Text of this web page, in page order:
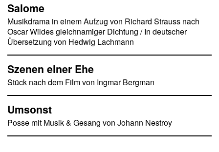
Salome
Musikdrama in einem Aufzug von Richard Strauss nach
Oscar Wildes gleichnamiger Dichtung / In deutscher
Übersetzung von Hedwig Lachmann
Szenen einer Ehe
Stück nach dem Film von Ingmar Bergman
Umsonst
Posse mit Musik & Gesang von Johann Nestroy